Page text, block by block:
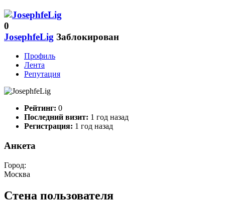
0
JosephfeLig Заблокирован
Профиль
Лента
Репутация
Рейтинг: 0
Последний визит: 1 год назад
Регистрация: 1 год назад
Анкета
Город:
Москва
Стена пользователя